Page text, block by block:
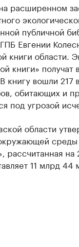
расширенном
публичной
Евгении
книги области.
книги»
книгу вошли 217
обитающих и
под угрозой
области
среды
рассчитанная
11 млрд 44